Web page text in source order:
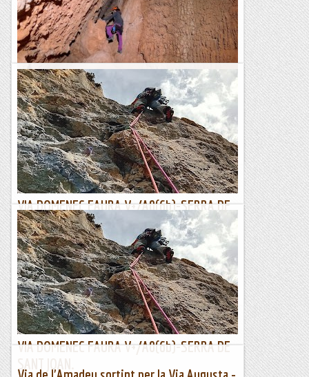
Escletxa del Moro o Cova de Sant Jeroni
L'Escletxa del Moro és un indret singular de Montserat. Es
tracta d'una cavitat dintre d'una gran fisura entre roques, al
peu de la Paret de l'Aeri. Tot i que...
Blog de muntanya
VIA DOMENEC FAURA V+/A0(6b)-SERRA DE
SANT JOAN.
Continuant buscant vietes que no apretin massa donat el
meu llastimós estat físic , Jesús em proposa aquesta. Sobre
el paper sembla que pot estar be i...
Lo gall
VIA DOMENEC FAURA V+/A0(6b)-SERRA DE